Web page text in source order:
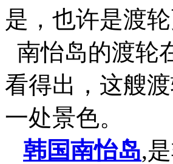
是，也许是渡
南怡岛的渡轮
看得出，这艘
一处景色。
韩国南怡岛,